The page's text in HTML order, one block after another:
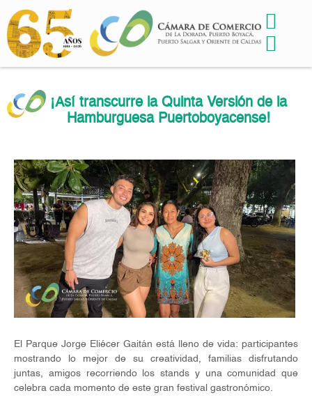
¡Así transcurre la Quinta Versión de la
Hamburguesa Puertoboyacense!
El Parque Jorge Eliécer Gaitán está lleno de vida: participantes
mostrando lo mejor de su creatividad, familias disfrutando
juntas, amigos recorriendo los stands y una comunidad que
celebra cada momento de este gran festival gastronómico.